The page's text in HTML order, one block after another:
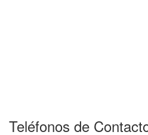
Teléfonos de